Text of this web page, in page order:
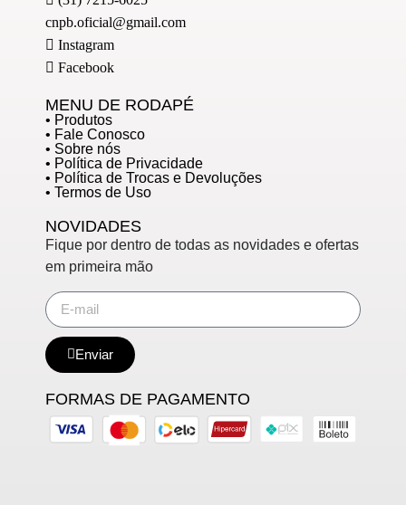
cnpb.oficial@gmail.com
Instagram
Facebook
MENU DE RODAPÉ
• Produtos
• Fale Conosco
• Sobre nós
• Política de Privacidade
• Política de Trocas e Devoluções
• Termos de Uso
NOVIDADES
Fique por dentro de todas as novidades e ofertas
em primeira mão
Enviar
FORMAS DE PAGAMENTO